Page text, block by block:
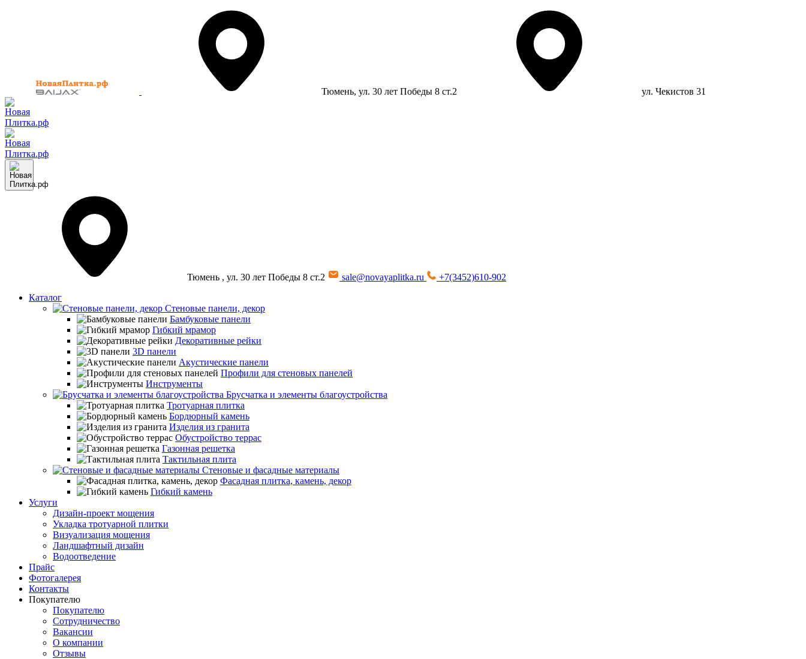
Тюмень, ул. 30 лет Победы 8 ст.2 ул. Чекистов 31
Тюмень , ул. 30 лет Победы 8 ст.2 sale@novayaplitka.ru
+7(3452)610-902
Каталог
Стеновые панели, декор
Бамбуковые панели
Гибкий мрамор
Декоративные рейки
3D панели
Акустические панели
Профили для стеновых панелей
Инструменты
Брусчатка и элементы благоустройства
Тротуарная плитка
Бордюрный камень
Изделия из гранита
Обустройство террас
Газонная решетка
Тактильная плита
Стеновые и фасадные материалы
Фасадная плитка, камень, декор
Гибкий камень
Услуги
Дизайн-проект мощения
Укладка тротуарной плитки
Визуализация мощения
Ландшафтный дизайн
Водоотведение
Прайс
Фотогалерея
Контакты
Покупателю
Покупателю
Сотрудничество
Вакансии
О компании
Отзывы